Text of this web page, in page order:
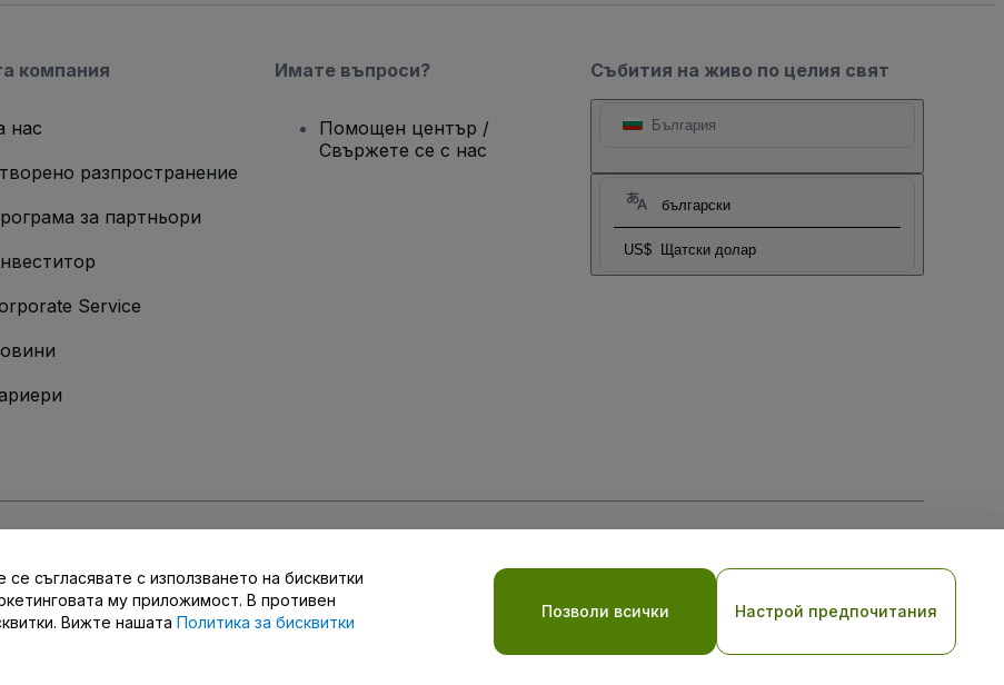
Събития на живо по целия свят
България
български
US$ Щатски долар
компания
нас
разпространение
за партньори
Service
Имате въпроси?
Помощен център /
Свържете се с нас
и правилатаиПолитиката за поверителностиПолитиката за бисквиткитеиМобилната политика за поверителност
съгласявате с използването на бисквитки
му приложимост. В противен
Вижте нашата Политика за бисквитки
Позволи всички Настрой предпочитания